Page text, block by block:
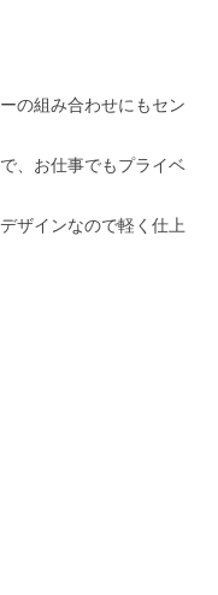
の組み合わせにもセン
、お仕事でもプライベ
ザインなので軽く仕上